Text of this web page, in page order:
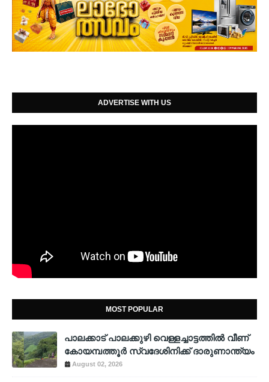
ADVERTISE WITH US
MOST POPULAR
പാലക്കാട് പാലക്കുഴി വെള്ളച്ചാട്ടത്തില്‍ വീണ്
കോയമ്പത്തൂര്‍ സ്വദേശിനിക്ക് ദാരുണാന്ത്യം
August 02, 2026